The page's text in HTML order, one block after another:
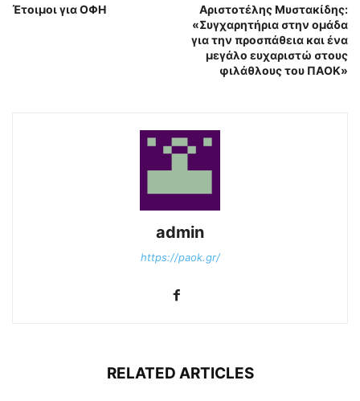
Έτοιμοι για ΟΦΗ
Αριστοτέλης Μυστακίδης:
«Συγχαρητήρια στην ομάδα
για την προσπάθεια και ένα
μεγάλο ευχαριστώ στους
φιλάθλους του ΠΑΟΚ»
admin
https://paok.gr/
RELATED ARTICLES